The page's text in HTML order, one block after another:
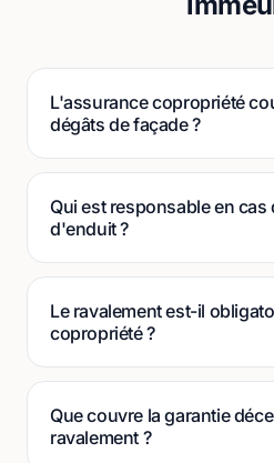
L'assurance copropriété
dégâts de façade ?
Qui est responsable en cas
d'enduit ?
Le ravalement est-il
copropriété ?
Que couvre la garantie
ravalement ?